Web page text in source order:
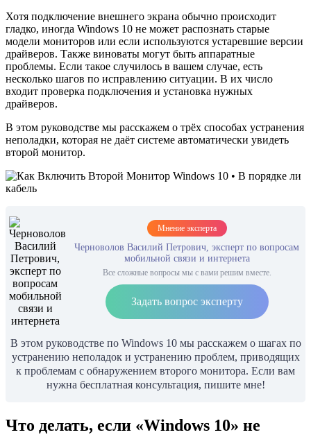
Хотя подключение внешнего экрана обычно происходит
гладко, иногда Windows 10 не может распознать старые
модели мониторов или если используются устаревшие версии
драйверов. Также виноваты могут быть аппаратные
проблемы. Если такое случилось в вашем случае, есть
несколько шагов по исправлению ситуации. В их число
входит проверка подключения и установка нужных
драйверов.
В этом руководстве мы расскажем о трёх способах устранения
неполадки, которая не даёт системе автоматически увидеть
второй монитор.
Мнение эксперта
Черноволов Василий Петрович, эксперт по вопросам
мобильной связи и интернета
Все сложные вопросы мы с вами решим вместе.
Задать вопрос эксперту
В этом руководстве по Windows 10 мы расскажем о шагах по
устранению неполадок и устранению проблем, приводящих
к проблемам с обнаружением второго монитора. Если вам
нужна бесплатная консультация, пишите мне!
Что делать, если «Windows 10» не